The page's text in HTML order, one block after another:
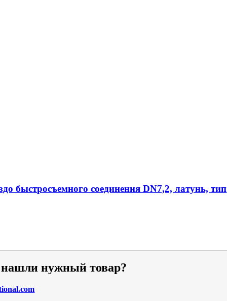
быстросъемного соединения DN7,2, латунь, тип
нужный товар?